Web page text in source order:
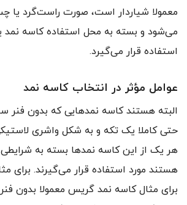
معمولا شیاردار است، صورت راست‌گرد یا
می‌شود و بسته به محل استفاده کاسه نمد
استفاده قرار می‌گیرد.
عوامل مؤثر در انتخاب کاسه نمد
البته هستند کاسه نمد‌هایی که بدون فنر
حتی کاملا یک تکه و به شکل واشری
هر یک از این کاسه نمد‌ها بسته به
هستند مورد استفاده قرار می‌گیرند. برای
برای مثال کاسه نمد گریس معمولا بدون